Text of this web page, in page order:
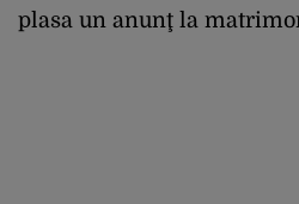
plasa un anunţ la